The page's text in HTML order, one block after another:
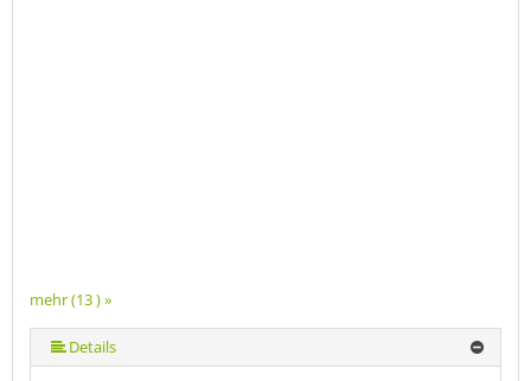
mehr (13 ) »
mehr (13 ) »
mehr (13 ) »
mehr (13 ) »
mehr (13 ) »
mehr (13 ) »
mehr (13 ) »
mehr (13 ) »
mehr (13 ) »
mehr (13 ) »
Details